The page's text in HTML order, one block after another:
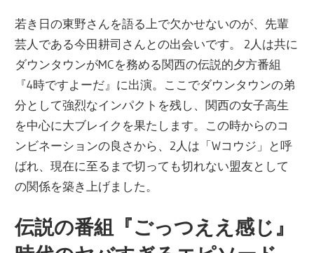
若き日の東野さんを語る上で欠かせないのが、先輩
芸人である今田耕司さんとの出会いです。 2人は共に
ダウンタウンがMCを務める関西の伝説的夕方番組
『4時ですよーだ』に出演。ここでダウンタウンの弟
分として強烈なインパクトを残し、関西の女子高生
を中心に大ブレイクを果たします。この時からのコ
ンビネーションの良さから、2人は「Wコウジ」と呼
ばれ、現在に至るまで切っても切れない盟友として
の関係を築き上げました。
伝説の番組『ごっつええ感じ』